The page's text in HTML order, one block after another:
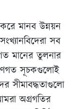
মানব উন্নয়ন
সব
মানের তুলনার
সূচকগুলোই
সীমাবদ্ধতাগুলো
অগ্রগতির